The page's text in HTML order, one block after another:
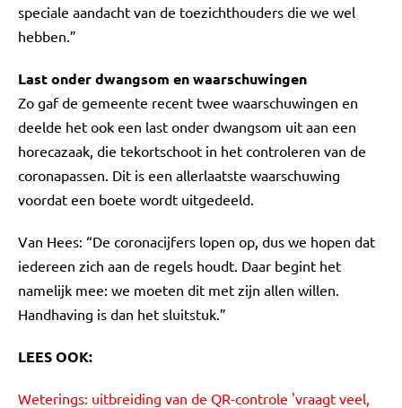
speciale aandacht van de toezichthouders die we wel
hebben.”
Last onder dwangsom en waarschuwingen
Zo gaf de gemeente recent twee waarschuwingen en
deelde het ook een last onder dwangsom uit aan een
horecazaak, die tekortschoot in het controleren van de
coronapassen. Dit is een allerlaatste waarschuwing
voordat een boete wordt uitgedeeld.
Van Hees: “De coronacijfers lopen op, dus we hopen dat
iedereen zich aan de regels houdt. Daar begint het
namelijk mee: we moeten dit met zijn allen willen.
Handhaving is dan het sluitstuk.”
LEES OOK:
Weterings: uitbreiding van de QR-controle 'vraagt veel,